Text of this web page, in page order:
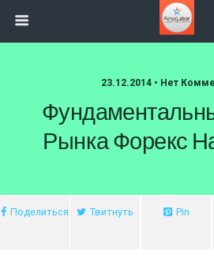
23.12.2014 • Нет
Рынка Форекс
Поделиться Твитнуть Pin